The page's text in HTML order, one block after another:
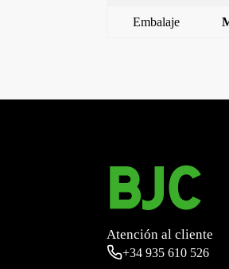
Embalaje
Atención al cliente
+34935 610 526